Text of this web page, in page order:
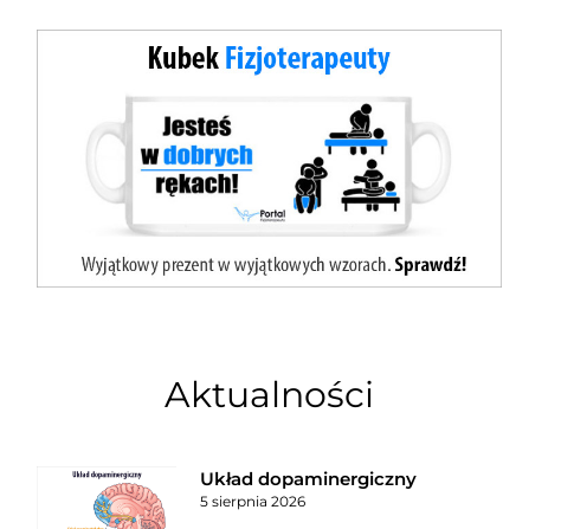
Aktualności
Układ dopaminergiczny
5 sierpnia 2026